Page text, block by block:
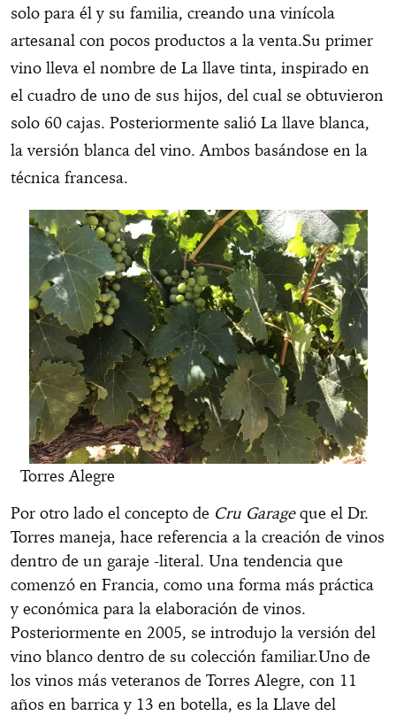
solo para él y su familia, creando una vinícola
artesanal con pocos productos a la venta.Su primer
vino lleva el nombre de La llave tinta, inspirado en
el cuadro de uno de sus hijos, del cual se obtuvieron
solo 60 cajas. Posteriormente salió La llave blanca,
la versión blanca del vino. Ambos basándose en la
técnica francesa.
Torres Alegre
Por otro lado el concepto de Cru Garageque el Dr.
Torres maneja, hace referencia a la creación de vinos
dentro de un garaje -literal. Una tendencia que
comenzó en Francia, como una forma más práctica
y económica para la elaboración de vinos.
Posteriormente en 2005, se introdujo la versión del
vino blanco dentro de su colección familiar.Uno de
los vinos más veteranos de Torres Alegre, con 11
años en barrica y 13 en botella, es la Llave del